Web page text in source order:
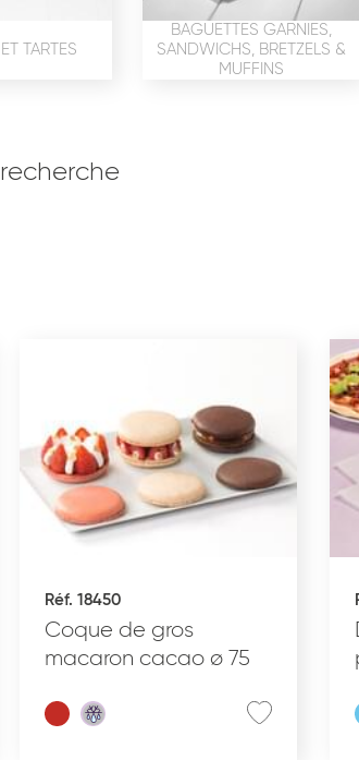
TARTES
BAGUETTES GARNIES,
SANDWICHS, BRETZELS &
MUFFINS
Réf. 18450
Coque de gros
macaron cacao ø 75